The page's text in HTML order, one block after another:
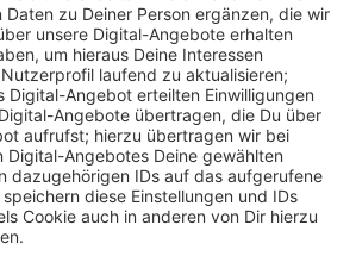
denkt "Sonnita" jetzt nicht -
vorstellen, dass jetzt einige das Lied
runterladen für die nächste Party
hat sie uns gesagt. Hier
Song mal anhören:
Lied!